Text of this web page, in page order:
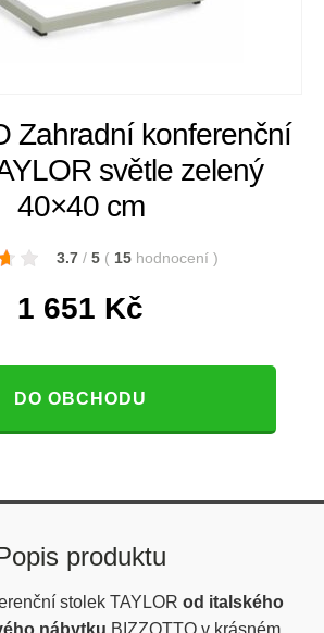
Zahradní konferenční
světle zelený
40×40 cm
3.7 / 5 ( 15 hodnocení )
1 651 Kč
DO OBCHODU
produktu
stolek TAYLOR od italského
nábytku BIZZOTTO v krásném